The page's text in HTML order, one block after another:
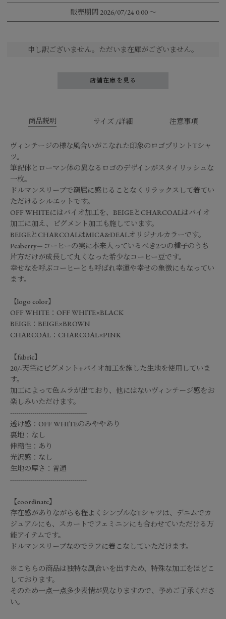
販売期間 2026/07/24 0:00 〜
申し訳ございません。ただいま在庫がございません。
店舗在庫を見る
商品説明 サイズ /詳細 注意事項
ヴィンテージの様な風合いがこなれた印象のロゴプリントTシャ
ツ。
筆記体とローマン体の異なるロゴのデザインがスタイリッシュな
一枚。
ドルマンスリーブで窮屈に感じることなくリラックスして着てい
ただけるシルエットです。
OFF WHITEにはバイオ加工を、BEIGEとCHARCOALはバイオ
加工に加え、ピグメント加工も施しています。
BEIGEとCHARCOALはMICA&DEALオリジナルカラーです。
Peaberry＝コーヒーの実に本来入っているべき2つの種子のうち
片方だけが成長して丸くなった希少なコーヒー豆です。
幸せなを呼ぶコーヒーとも呼ばれ幸運や幸せの象徴にもなってい
ます。
【logo color】
OFF WHITE：OFF WHITE×BLACK
BEIGE：BEIGE×BROWN
CHARCOAL：CHARCOAL×PINK
【fabric】
20/-天竺にピグメント+バイオ加工を施した生地を使用していま
す。
加工によって色ムラが出ており、他にはないヴィンテージ感をお
楽しみいただけます。
--------------------------------------
透け感：OFF WHITEのみややあり
裏地：なし
伸縮性：あり
光沢感：なし
生地の厚さ：普通
--------------------------------------
【coordinate】
存在感がありながらも程よくシンプルなTシャツは、デニムでカ
ジュアルにも、スカートでフェミニンにも合わせていただける万
能アイテムです。
ドルマンスリーブなのでラフに着こなしていただけます。
※こちらの商品は独特な風合いを出すため、特殊な加工をほどこ
しております。
そのため一点一点多少表情が異なりますので、予めご了承くださ
い。